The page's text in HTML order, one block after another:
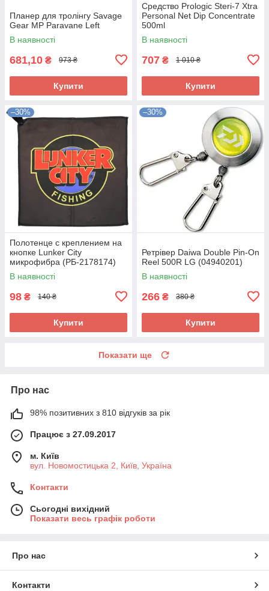
Планер для тролінгу Savage
Gear MP Paravane Left
В наявності
681,10 ₴ 973 ₴
Купити
Средство Prologic Steri-7 Xtra
Personal Net Dip Concentrate
500ml
В наявності
707 ₴ 1 010 ₴
Купити
–30%
Полотенце с креплением на
кнопке Lunker City
микрофибра (РБ-2178174)
В наявності
98 ₴ 140 ₴
Купити
–30%
Ретрівер Daiwa Double Pin-On
Reel 500R LG (04940201)
В наявності
266 ₴ 380 ₴
Купити
Показати ще
Про нас
98% позитивних з 810 відгуків за рік
Працює з 27.09.2017
м. Київ
вул. Новомостицька 2, Київ, Україна
Контакти
Сьогодні вихідний
Показати весь графік роботи
Про нас
Контакти